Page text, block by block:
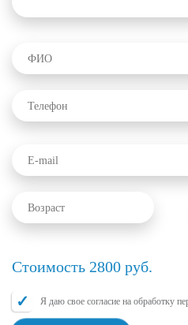
Стоимость 2800 руб.
Я даю свое согласие на обработку